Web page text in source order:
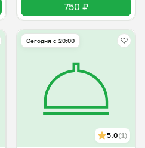
750 ₽
Сегодня с 20:00
5.0(1)